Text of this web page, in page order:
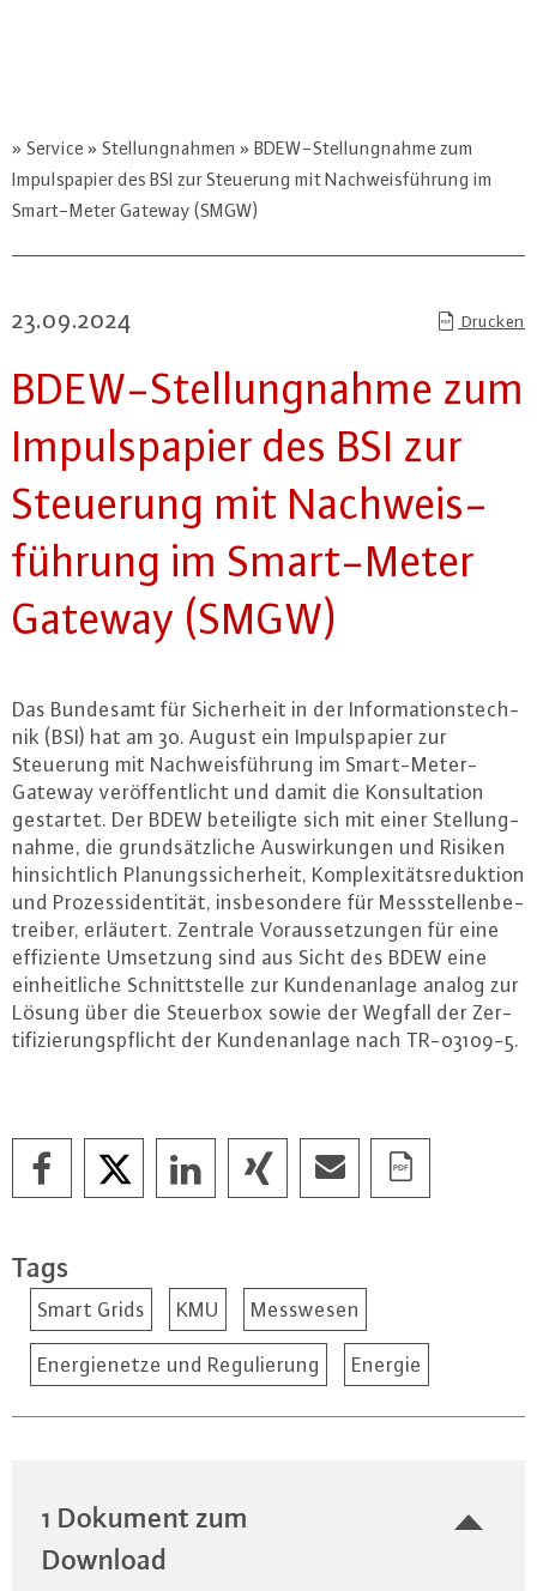
Service Stellungnahmen
BDEW-Stellungnahme zum
Impulspapier des BSI zur Steuerung mit Nachweisführung im
Smart-Meter Gateway (SMGW)
23.09.2024 Drucken
BDEW-Stel­lung­nah­me zum
Im­puls­pa­pier des BSI zur
Steuerung mit Nach­weis­
füh­rung im Smart-Me­ter
Gateway (SMGW)
Das Bundesamt für Si­cher­heit in der In­for­ma­ti­ons­tech­
nik (BSI) hat am 30. August ein Im­puls­pa­pier zur
Steuerung mit Nach­weis­füh­rung im Smart-Me­ter-
Gate­way ver­öf­fent­licht und damit die Kon­sul­ta­ti­on
gestartet. Der BDEW be­tei­lig­te sich mit einer Stel­lung­
nah­me, die grund­sätz­li­che Aus­wir­kun­gen und Risiken
hin­sicht­lich Pla­nungs­si­cher­heit, Kom­ple­xi­täts­re­duk­ti­on
und Pro­zes­si­den­ti­tät, ins­be­son­de­re für Mess­stel­len­be­
trei­ber, erläutert. Zentrale Vor­aus­set­zun­gen für eine
ef­fi­zi­en­te Umsetzung sind aus Sicht des BDEW eine
ein­heit­li­che Schnitt­stel­le zur Kun­den­an­la­ge analog zur
Lösung über die Steuerbox sowie der Wegfall der Zer­
ti­fi­zie­rungs­pflicht der Kun­den­an­la­ge nach TR-03109-5.
Tags
Smart Grids KMU Messwesen
Energienetze und Regulierung Energie
1 Dokument zum
Download